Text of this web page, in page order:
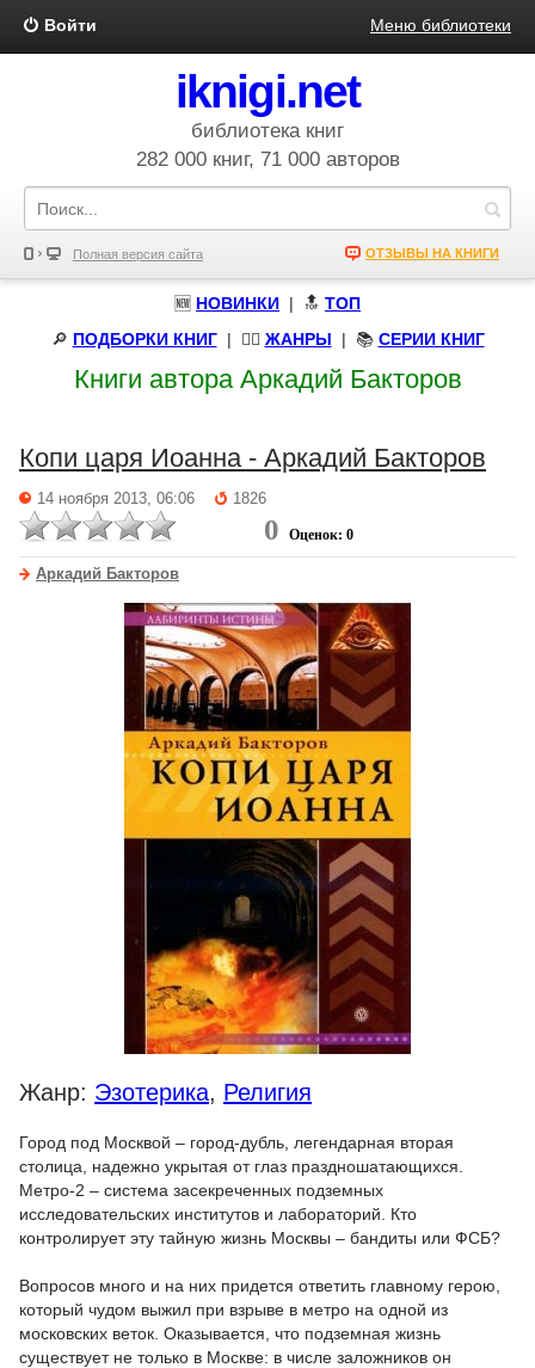
Войти Меню библиотеки
iknigi.net
библиотека книг
282 000 книг, 71 000 авторов
Полная версия сайта ОТЗЫВЫ НА КНИГИ
🆕 НОВИНКИ | 🔝 ТОП
🔎 ПОДБОРКИ КНИГ| 🧝‍♀️ ЖАНРЫ | 📚 СЕРИИ КНИГ
Книги автора Аркадий Бакторов
Копи царя Иоанна - Аркадий Бакторов
14 ноября 2013, 06:06 1826
0 Оценок: 0
Аркадий Бакторов
Жанр: Эзотерика, Религия
Город под Москвой – город-дубль, легендарная вторая
столица, надежно укрытая от глаз праздношатающихся.
Метро-2 – система засекреченных подземных
исследовательских институтов и лабораторий. Кто
контролирует эту тайную жизнь Москвы – бандиты или ФСБ?
Вопросов много и на них придется ответить главному герою,
который чудом выжил при взрыве в метро на одной из
московских веток. Оказывается, что подземная жизнь
существует не только в Москве: в числе заложников он